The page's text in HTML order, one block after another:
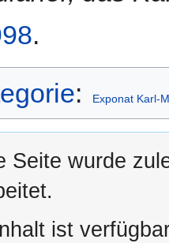
.
: Exponat Karl-
Seite wurde
ist